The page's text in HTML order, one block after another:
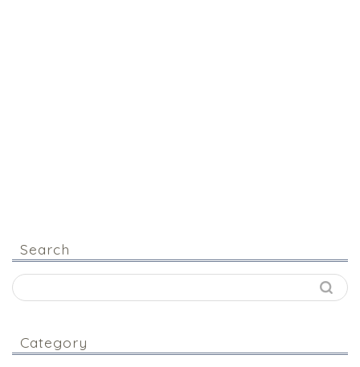
Search
Category